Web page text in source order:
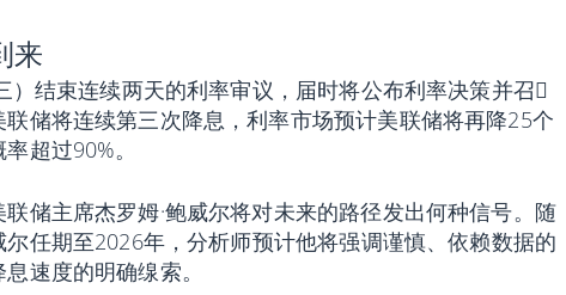
来
结束连续两天的利率审议，届时将公布利率决策并召𫔭
储将连续第三次降息，利率市场预计美联储将再降25个
超过90%。
储主席杰罗姆·鲍威尔将对未来的路径发出何种信号。随
任期至2026年，分析师预计他将强调谨慎、依赖数据的
速度的明确缐索。